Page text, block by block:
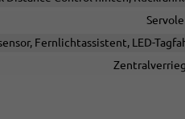
Fernlichtassistent, LED-